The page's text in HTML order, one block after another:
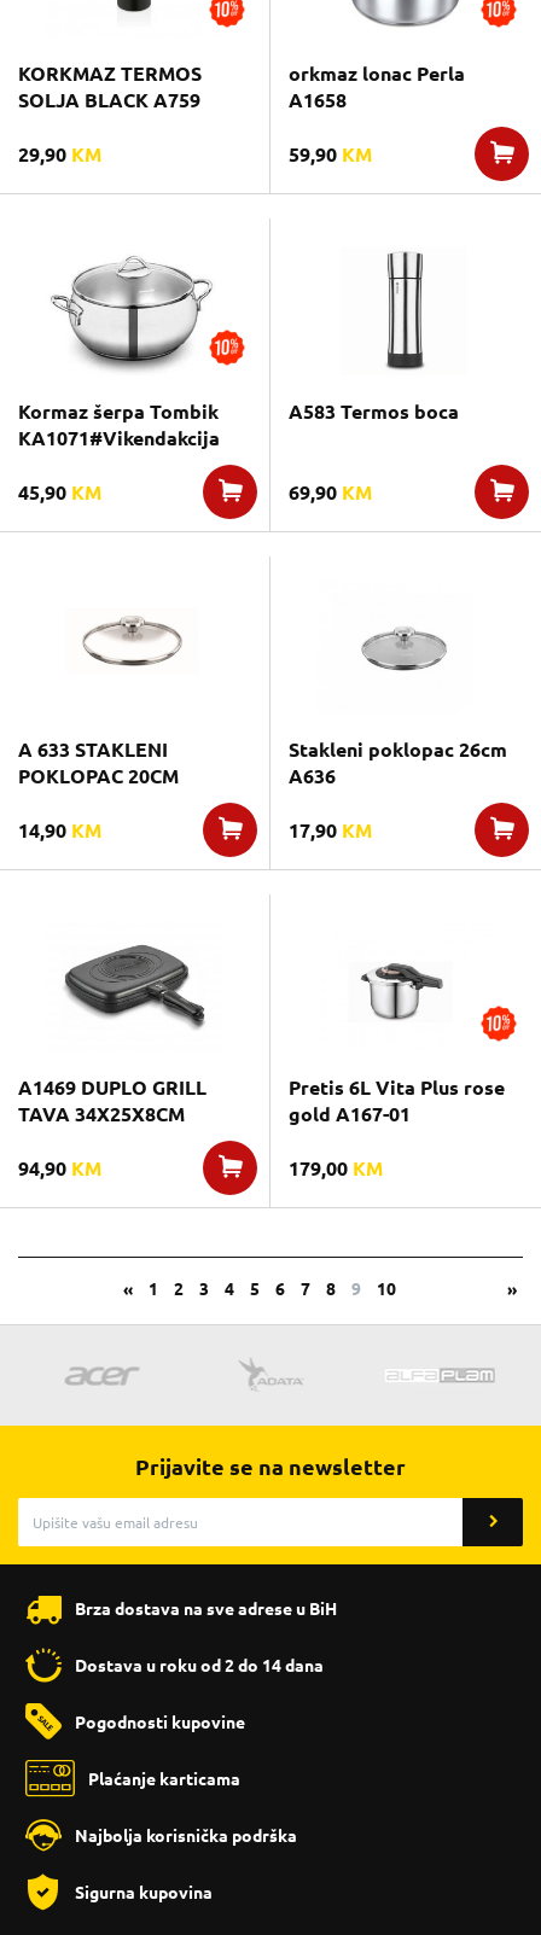
KORKMAZ TERMOS
SOLJA BLACK A759
29,90 KM
orkmaz lonac Perla
A1658
59,90 KM
Kormaz šerpa Tombik
KA1071#Vikendakcija
45,90 KM
A583 Termos boca
69,90 KM
A 633 STAKLENI
POKLOPAC 20CM
14,90 KM
Stakleni poklopac 26cm
A636
17,90 KM
A1469 DUPLO GRILL
TAVA 34X25X8CM
94,90 KM
Pretis 6L Vita Plus rose
gold A167-01
179,00 KM
« 1 2 3 4 5 6 7 8 9 10 »
Prijavite se na newsletter
Brza dostava na sve adrese u BiH
Dostava u roku od 2 do 14 dana
Pogodnosti kupovine
Plaćanje karticama
Najbolja korisnička podrška
Sigurna kupovina